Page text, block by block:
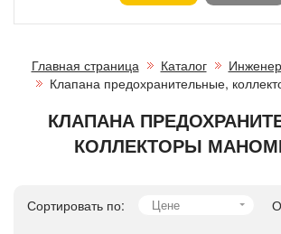
Главная страница Каталог
Клапана предохранительные,
КЛАПАНА
КОЛЛЕКТОРЫ
Сортировать по: Цене